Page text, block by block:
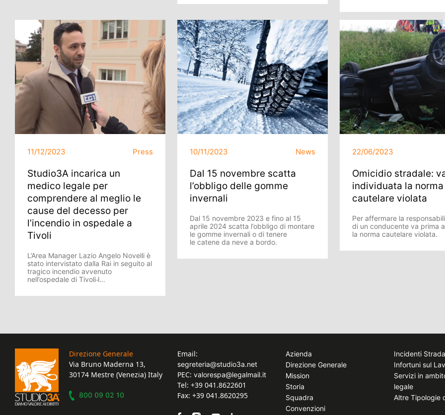
11/12/2023 Press
Studio3A incarica un
medico legale per
comprendere al meglio le
cause del decesso per
l’incendio in ospedale a
Tivoli
L’Area Manager Lazio Angelo Novelli è
stato intervistato dalla Rai in seguito al
tragico incendio avvenuto
nell’ospedale di Tivoli l̵...
10/11/2023 News
Dal 15 novembre scatta
l’obbligo delle gomme
invernali
Dal 15 novembre 2023 e fino al 15
aprile 2024 scatta l’obbligo di montare
le gomme invernali o di tenere
le catene da neve a bordo.
22/06/2023
Omicidio stradale:
individuata la norma
cautelare violata
Per affermare la
di un conducente va prima
la norma cautelare violata.
Direzione Generale
Via Bruno Maderna 13,
30174 Mestre (Venezia) Italy
800 09 02 10
Email:
segreteria@studio3a.net
PEC: valorespa@legalmail.it
Tel: +39 041.8622601
Fax: +39 041.8620295
Azienda
Direzione Generale
Mission
Storia
Squadra
Convenzioni
Incidenti
Infortuni sul
Servizi in
legale
Altre Tipologie